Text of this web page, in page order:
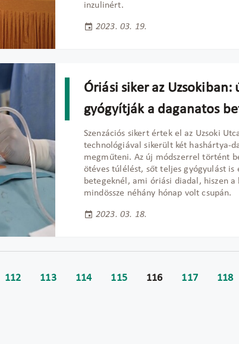
inzulinért.
2023. 03. 19.
Óriási siker az
gyógyítják a daganatos
Szenzációs sikert értek el az Uzsoki
technológiával sikerült két hashártya-
megműteni. Az új módszerrel történt
ötéves túlélést, sőt teljes gyógyulást is
betegeknél, ami óriási diadal, hiszen a
mindössze néhány hónap volt csupán.
2023. 03. 18.
112 113 114 115 116 117 118